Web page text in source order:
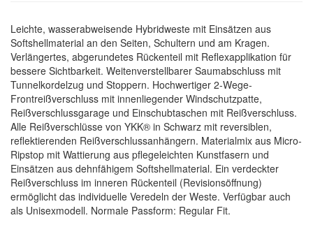
Leichte, wasserabweisende Hybridweste mit Einsätzen aus
Softshellmaterial an den Seiten, Schultern und am Kragen.
Verlängertes, abgerundetes Rückenteil mit Reflexapplikation für
bessere Sichtbarkeit. Weitenverstellbarer Saumabschluss mit
Tunnelkordelzug und Stoppern. Hochwertiger 2-Wege-
Frontreißverschluss mit innenliegender Windschutzpatte,
Reißverschlussgarage und Einschubtaschen mit Reißverschluss.
Alle Reißverschlüsse von YKK® in Schwarz mit reversiblen,
reflektierenden Reißverschlussanhängern. Materialmix aus Micro-
Ripstop mit Wattierung aus pflegeleichten Kunstfasern und
Einsätzen aus dehnfähigem Softshellmaterial. Ein verdeckter
Reißverschluss im inneren Rückenteil (Revisionsöffnung)
ermöglicht das individuelle Veredeln der Weste. Verfügbar auch
als Unisexmodell. Normale Passform: Regular Fit.